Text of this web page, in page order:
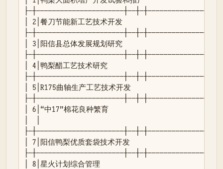
├─┼──────────────────────┼──┼─┼───────────────┼──┤
│ 2│餐刀节能新工艺技术开发                      │
├─┼──────────────────────┼──┼─┼───────────────┼──┤
│ 3│阳信县总体发展规划研究                      │
├─┼──────────────────────┼──┼─┼───────────────┼──┤
│ 4│鸭梨醋工艺技术研究                          │
├─┼──────────────────────┼──┼─┼───────────────┼──┤
│ 5│R175曲轴生产工艺技术开发                    │
├─┼──────────────────────┼──┼─┼───────────────┼──┤
│ 6│“中17”棉花良种繁育                        │
├─┼──────────────────────┼──┼─┼───────────────┼──┤
│ 7│阳信鸭梨优质套袋技术开发                    │
├─┼──────────────────────┼──┼─┼───────────────┼──┤
│ 8│星火计划综合管理                            │